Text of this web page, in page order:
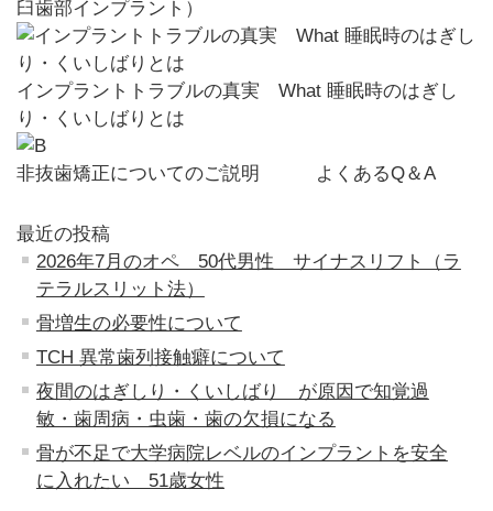
臼歯部インプラント）
インプラントトラブルの真実 What 睡眠時のはぎし
り・くいしばりとは
非抜歯矯正についてのご説明 よくあるQ＆A
最近の投稿
2026年7月のオペ 50代男性 サイナスリフト（ラ
テラルスリット法）
骨増生の必要性について
TCH 異常歯列接触癖について
夜間のはぎしり・くいしばり が原因で知覚過
敏・歯周病・虫歯・歯の欠損になる
骨が不足で大学病院レベルのインプラントを安全
に入れたい 51歳女性